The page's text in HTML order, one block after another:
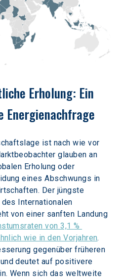
Erholung: Ein
ist nach wie vor
glauben an
Erholung oder
eines Abschwungs in
Der jüngste
Internationalen
von einer sanften Landung
von 3,1 %
wie in den Vorjahren.
gegenüber früheren
deutet auf positivere
Wenn sich das weltweite